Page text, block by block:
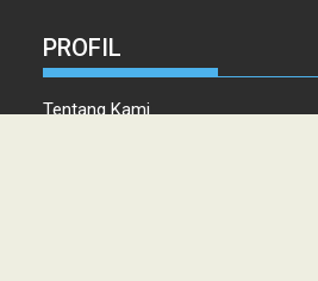
PROFIL
Tentang Kami